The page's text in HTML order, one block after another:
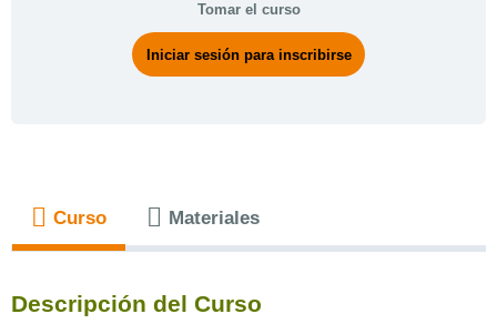
Tomar el curso
Iniciar sesión para inscribirse
Curso Materiales
Descripción del Curso